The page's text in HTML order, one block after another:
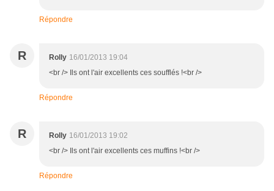
Répondre
R Rolly 16/01/2013 19:04
<br /> Ils ont l'air excellents ces soufflés !<br />
Répondre
R Rolly 16/01/2013 19:02
<br /> Ils ont l'air excellents ces muffins !<br />
Répondre